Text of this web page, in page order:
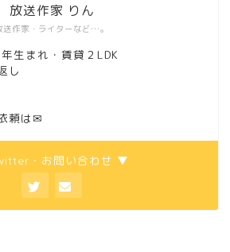
送作家・ライターなど…。
放送作家 りん
生まれ・賃貸２LDK
し
頼は ✉
・お問い合わせ ▼